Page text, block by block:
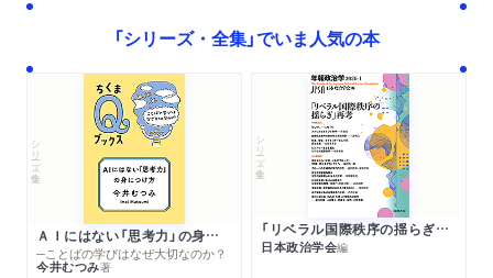
「シリーズ・全集」でいま人気の本
シリーズ・全集
ＡＩにはない「思考力」の身につけ方
─ことばの学びはなぜ大切なのか？
今井むつみ著
シリーズ・全集
「リベラル国際秩序の揺らぎ」再考 年報政治学２０２６‐Ⅰ
日本政治学会編